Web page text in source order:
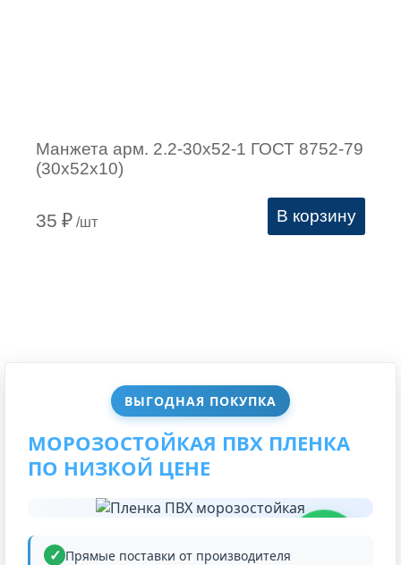
ВЫГОДНАЯ ПОКУПКА
МОРОЗОСТОЙКАЯ ПВХ ПЛЕНКА
ПО НИЗКОЙ ЦЕНЕ
Прямые поставки от производителя
Манжета арм. 2.2-30х52-1 ГОСТ 8752-79
(30х52х10)
35 ₽ /шт В корзину